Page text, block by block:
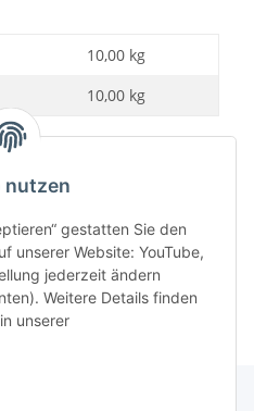
10,00 kg
10,00 kg
nutzen
gestatten Sie den
unserer Website: YouTube,
jederzeit ändern
Weitere Details finden
unserer